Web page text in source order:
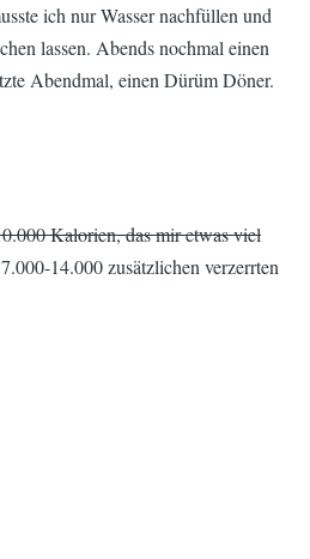
ich nur Wasser nachfüllen und
lassen. Abends nochmal einen
Abendmal, einen Dürüm Döner.
Kalorien, das mir etwas viel
14.000 zusätzlichen verzerrten